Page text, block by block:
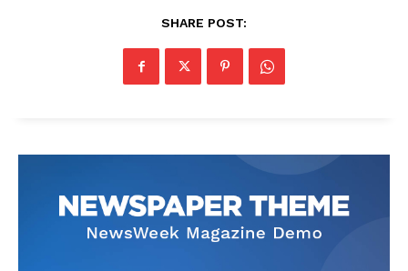
SHARE POST: